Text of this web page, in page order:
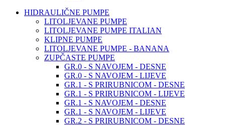
HIDRAULIČNE PUMPE
LITOLJEVANE PUMPE
LITOLJEVANE PUMPE ITALIAN
KLIPNE PUMPE
LITOLJEVANE PUMPE - BANANA
ZUPČASTE PUMPE
GR.0 - S NAVOJEM - DESNE
GR.0 - S NAVOJEM - LIJEVE
GR.1 - S PRIRUBNICOM - DESNE
GR.1 - S PRIRUBNICOM - LIJEVE
GR.1 - S NAVOJEM - DESNE
GR.1 - S NAVOJEM - LIJEVE
GR.2 - S PRIRUBNICOM - DESNE